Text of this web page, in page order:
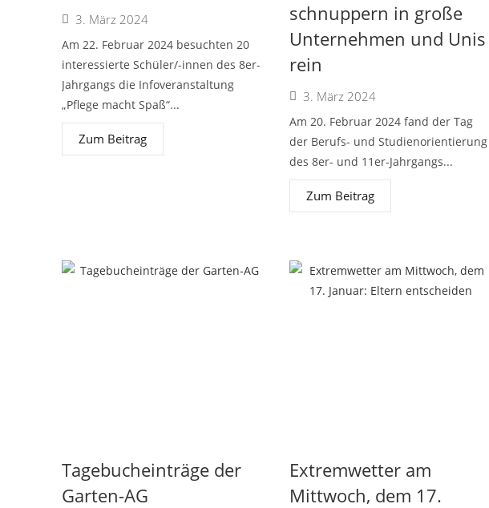
3. März 2024
Am 22. Februar 2024 besuchten 20
interessierte Schüler/-innen des 8er-
Jahrgangs die Infoveranstaltung
„Pflege macht Spaß“...
Zum Beitrag
schnuppern in große
Unternehmen und Unis
rein
3. März 2024
Am 20. Februar 2024 fand der Tag
der Berufs- und Studienorientierung
des 8er- und 11er-Jahrgangs...
Zum Beitrag
Tagebucheinträge der
Garten-AG
Extremwetter am
Mittwoch, dem 17.